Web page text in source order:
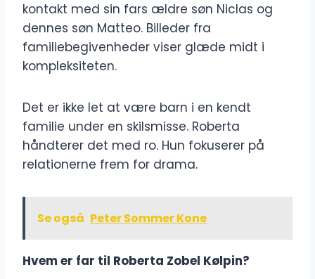
kontakt med sin fars ældre søn Niclas og
dennes søn Matteo. Billeder fra
familiebegivenheder viser glæde midt i
kompleksiteten.
Det er ikke let at være barn i en kendt
familie under en skilsmisse. Roberta
håndterer det med ro. Hun fokuserer på
relationerne frem for drama.
Se også Peter Sommer Kone
Hvem er far til Roberta Zobel Kølpin?